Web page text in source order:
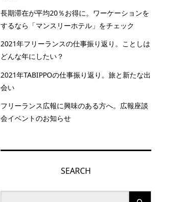
長期滞在が平均20％お得に。ワーケーションを
するなら「マンスリーホテル」をチェック
2021年フリーランスの仕事振り返り。ことしは
どんな年にしたい？
2021年TABIPPOの仕事振り返り。旅と新たな出
会い
フリーランス広報に興味のある方へ。広報座談
会イベントのお知らせ
SEARCH